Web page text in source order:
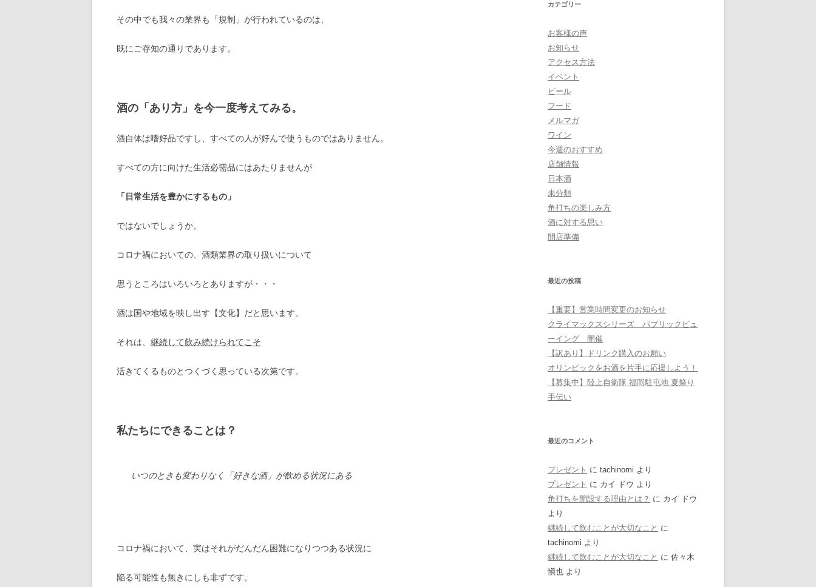
その中でも我々の業界も「規制」が行われているのは、
既にご存知の通りであります。
酒の「あり方」を今一度考えてみる。
酒自体は嗜好品ですし、すべての人が好んで使うものではありません。
すべての方に向けた生活必需品にはあたりませんが
「日常生活を豊かにするもの」
ではないでしょうか。
コロナ禍においての、酒類業界の取り扱いについて
思うところはいろいろとありますが・・・
酒は国や地域を映し出す【文化】だと思います。
それは、 継続して飲み続けられてこそ
活きてくるものとつくづく思っている次第です。
私たちにできることは？
いつのときも変わりなく「好きな酒」が飲める状況にある
コロナ禍において、実はそれがだんだん困難になりつつある状況に
陥る可能性も無きにしも非ずです。
カテゴリー
お客様の声
お知らせ
アクセス方法
イベント
ビール
フード
メルマガ
ワイン
今週のおすすめ
店舗情報
日本酒
未分類
角打ちの楽しみ方
酒に対する思い
開店準備
最近の投稿
【重要】営業時間変更のお知らせ
クライマックスシリーズ パブリックビュ
ーイング 開催
【訳あり】ドリンク購入のお願い
オリンピックをお酒を片手に応援しよう！
【募集中】陸上自衛隊 福岡駐屯地 夏祭り
手伝い
最近のコメント
プレゼント に tachinomi より
プレゼント に カイ ドウ より
角打ちを開設する理由とは？ に カイ ドウ
より
継続して飲むことが大切なこと に
tachinomi より
継続して飲むことが大切なこと に 佐々木
愼也 より